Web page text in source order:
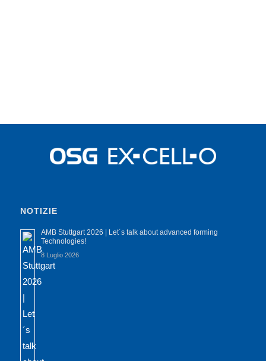
NOTIZIE
AMB Stuttgart 2026 | Let´s talk about advanced forming
Technologies!
8 Luglio 2026